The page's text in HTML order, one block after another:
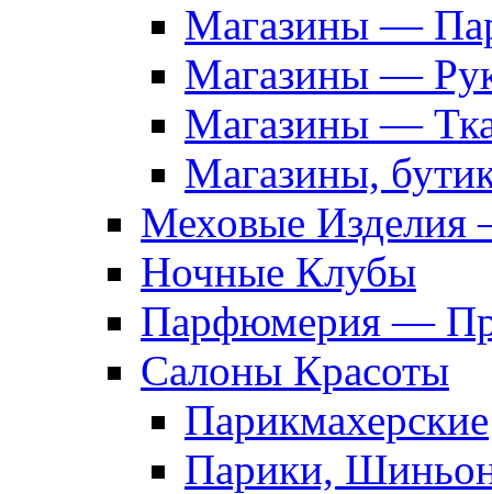
Магазины —
Магазины —
Магазины —
Магазины,
Меховые Изделия
Ночные Клубы
Парфюмерия —
Салоны Красоты
Парикмахерские
Парики,